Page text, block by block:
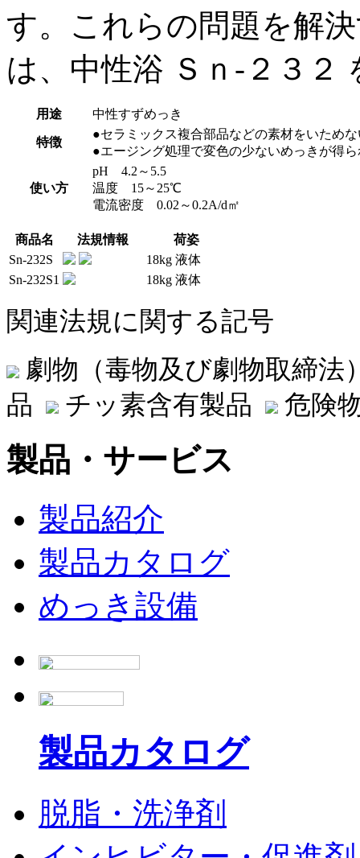
す。これらの問題を解
は、中性浴 Ｓｎ-２３２
用途 中性すずめっき
特徴
●セラミックス複合部品などの素材をいため
●エージング処理で変色の少ないめっきが得
使い方
pH 4.2～5.5
温度 15～25℃
電流密度 0.02～0.2A/d㎡
商品名 法規情報
荷姿
Sn-232S
18kg 液体
Sn-232S1
18kg 液体
関連法規に関する記号
劇物（毒物及び劇物取締
品
チッ素含有製品 危険
製品・サービス
製品紹介
製品カタログ
めっき設備
製品カタログ
脱脂・洗浄剤